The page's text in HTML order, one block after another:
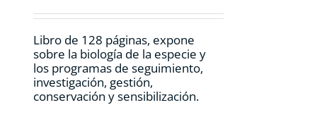
Libro de 128 páginas, expone
sobre la biología de la especie y
los programas de seguimiento,
investigación, gestión,
conservación y sensibilización.